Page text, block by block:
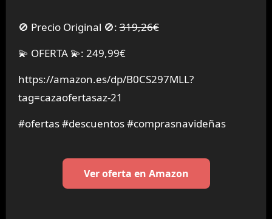
🚫 Precio Original 🚫:319,26€
💫 OFERTA 💫: 249,99€
https://amazon.es/dp/B0CS297MLL?
tag=cazaofertasaz-21
#ofertas #descuentos #comprasnavideñas
Ver oferta en Amazon